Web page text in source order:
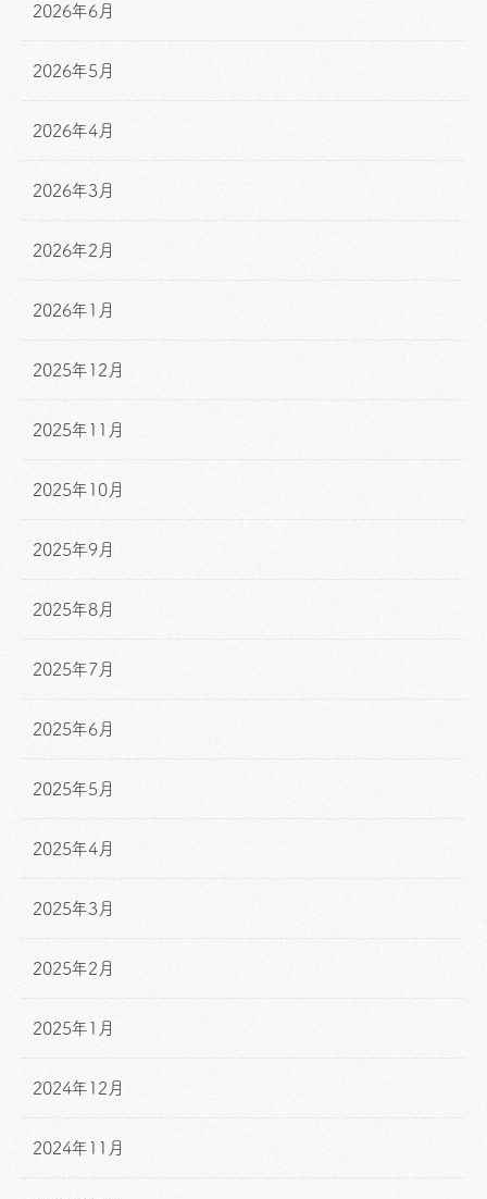
2026年6月
2026年5月
2026年4月
2026年3月
2026年2月
2026年1月
2025年12月
2025年11月
2025年10月
2025年9月
2025年8月
2025年7月
2025年6月
2025年5月
2025年4月
2025年3月
2025年2月
2025年1月
2024年12月
2024年11月